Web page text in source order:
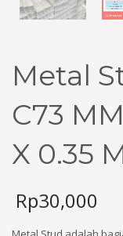
Metal
C73
X 0.35
Rp30,000